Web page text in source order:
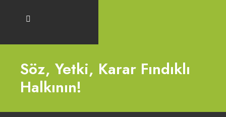
Söz, Yetki, Karar Fındıklı
Halkının!